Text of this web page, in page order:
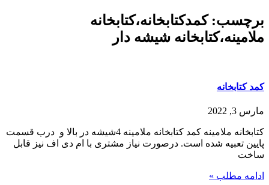
برچسب: کمدکتابخانه،کتابخانه
ملامینه،کتابخانه شیشه دار
کمد کتابخانه
مارس 3, 2022
کتابخانه ملامینه کمد کتابخانه ملامینه 4شیشه در بالا و درب قسمت
پایین تعبیه شده است. درصورت نیاز مشتری با ام دی اف نیز قابل
ساخت
ادامه مطلب »